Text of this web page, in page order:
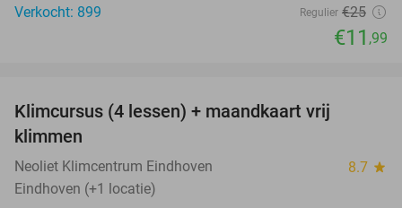
Verkocht: 899
Regulier €25
€11 ,99
Klimcursus (4 lessen) + maandkaart vrij
klimmen
Neoliet Klimcentrum Eindhoven 8.7 star
Eindhoven (+1 locatie)